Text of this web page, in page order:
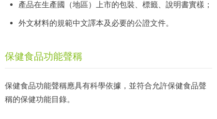
產品在生產國（地區）上市的包裝、標籤、說明書實樣；
外文材料的規範中文譯本及必要的公證文件。
保健食品功能聲稱
保健食品功能聲稱應具有科學依據，並符合允許保健食品聲
稱的保健功能目錄。